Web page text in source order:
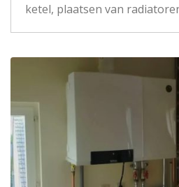
ketel, plaatsen van